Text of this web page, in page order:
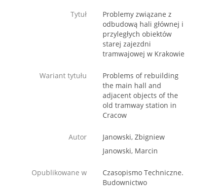
Tytuł
Problemy związane z
odbudową hali głównej i
przyległych obiektów
starej zajezdni
tramwajowej w Krakowie
Wariant tytułu
Problems of rebuilding
the main hall and
adjacent objects of the
old tramway station in
Cracow
Autor
Janowski, Zbigniew
Janowski, Marcin
Opublikowane w
Czasopismo Techniczne.
Budownictwo